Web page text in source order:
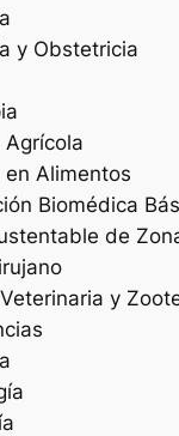
y Obstetricia
Agrícola
en Alimentos
Biomédica
de
y